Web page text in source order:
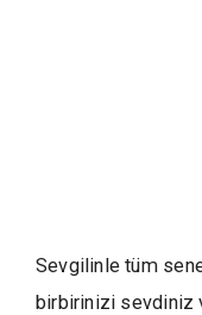
Sevgilinle tüm
birbirinizi sevdiniz